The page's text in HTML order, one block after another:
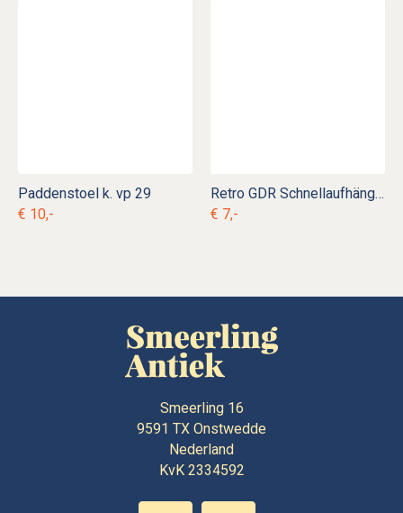
Paddenstoel k. vp 29
€ 10,-
Retro GDR Schnellaufhänger kerstbalhaakjes k. d 6
€ 7,-
Smeerling 16
9591 TX Onstwedde
Nederland
KvK 2334592